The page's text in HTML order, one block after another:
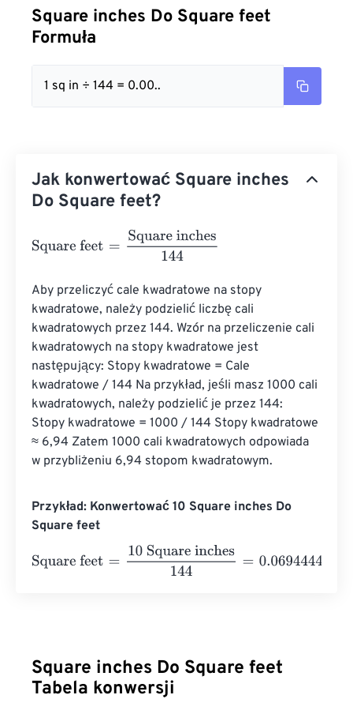
Square inches Do Square feet
Formuła
1 sq in ÷ 144 = 0.00..
Jak konwertować Square inches
Do Square feet?
Square feet = Square inches144
Aby przeliczyć cale kwadratowe na stopy
kwadratowe, należy podzielić liczbę cali
kwadratowych przez 144. Wzór na przeliczenie cali
kwadratowych na stopy kwadratowe jest
następujący: Stopy kwadratowe = Cale
kwadratowe / 144 Na przykład, jeśli masz 1000 cali
kwadratowych, należy podzielić je przez 144:
Stopy kwadratowe = 1000 / 144 Stopy kwadratowe
≈ 6,94 Zatem 1000 cali kwadratowych odpowiada
w przybliżeniu 6,94 stopom kwadratowym.
Przykład: Konwertować 10 Square inches Do
Square feet
Square feet = 10 Square inches144=0.0694444 Square
Square inches Do Square feet
Tabela konwersji